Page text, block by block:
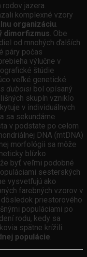
rodov jazera.
komplexné vzory
organizáciu.
dimorfizmus. Obe
od mnohých ďalších
páry počas
výlučne v
štúdie
veľké genetické
duboisi bol opísaný
skupín vzniklo
v individuálnych
sa sekundárne
v podstate po celom
DNA (mtDNA)
morfológii sa môže
blízko
byť veľmi podobné
sesterských
vysvetľujú ako
farebných vzorov v
priestorového
populáciami po
rodu, kedy sa
spätne krížili
populácie.